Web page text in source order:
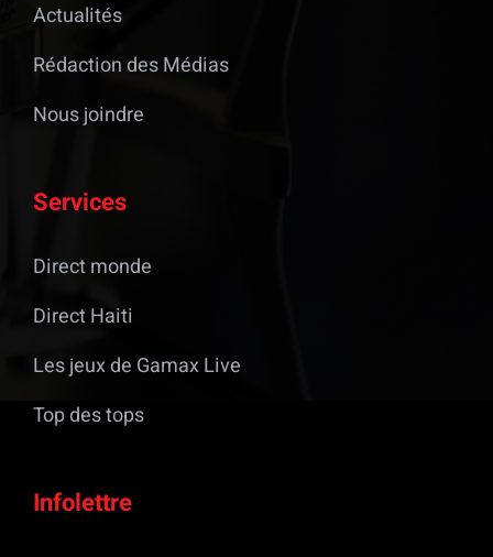
Actualités
Rédaction des Médias
Nous joindre
Services
Direct monde
Direct Haiti
Les jeux de Gamax Live
Top des tops
Infolettre